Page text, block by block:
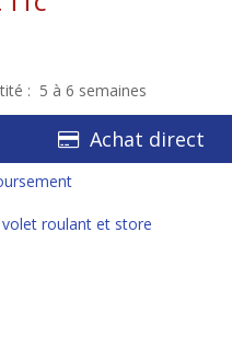
: 5 à 6 semaines
Achat direct
roulant et store